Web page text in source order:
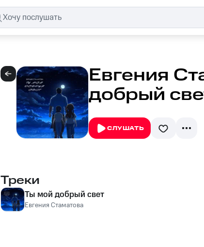
Евгения
добрый
СЛУШАТЬ
Треки
Ты мой добрый свет
Евгения Стаматова